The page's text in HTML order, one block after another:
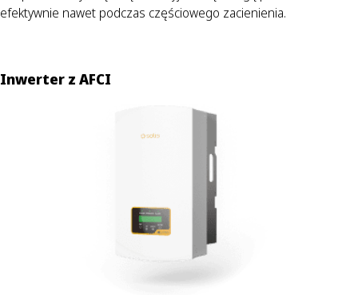
efektywnie nawet podczas częściowego zacienienia.
Inwerter z AFCI